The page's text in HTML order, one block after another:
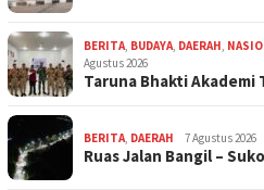
BERITA BUDAYA DAERAH
Agustus 2026
Taruna Bhakti Akademi
BERITA DAERAH 7 Agustus 2026
Ruas Jalan Bangil –